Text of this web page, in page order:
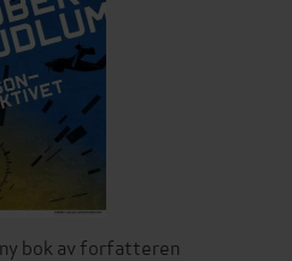
bok av forfatteren